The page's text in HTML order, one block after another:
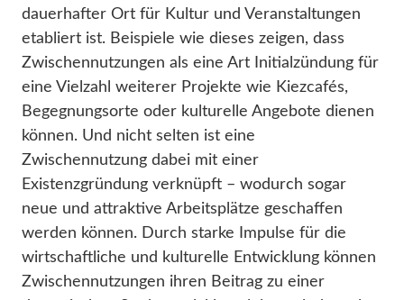
dauerhafter Ort für Kultur und Veranstaltungen
etabliert ist. Beispiele wie dieses zeigen, dass
Zwischennutzungen als eine Art Initialzündung für
eine Vielzahl weiterer Projekte wie Kiezcafés,
Begegnungsorte oder kulturelle Angebote dienen
können. Und nicht selten ist eine
Zwischennutzung dabei mit einer
Existenzgründung verknüpft – wodurch sogar
neue und attraktive Arbeitsplätze geschaffen
werden können. Durch starke Impulse für die
wirtschaftliche und kulturelle Entwicklung können
Zwischennutzungen ihren Beitrag zu einer